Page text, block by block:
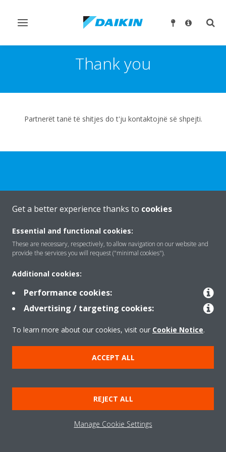
Ndrysho
Thank you
Partnerët tanë të shitjes do t'ju kontaktojnë së shpejti.
Rreth nesh
Zgjidhje
Kontakti
Produktet
Njoftim ligjor
Njoftim për kukit
Get a better experience thanks to cookies
Essential and functional cookies:
These are necessary, respectively, to allow navigation on our website and
provide the services you will request ("minimal cookies").
Additional cookies:
Performance cookies:
Advertising / targeting cookies:
To learn more about our cookies, visit our Cookie Notice.
ACCEPT ALL
REJECT ALL
Manage Cookie Settings